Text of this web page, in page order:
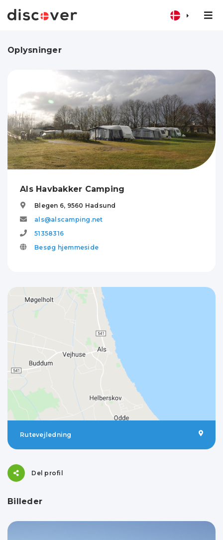
Oplysninger
Als Havbakker Camping
Blegen 6, 9560 Hadsund
als@alscamping.net
51358316
Besøg hjemmeside
Rutevejledning
Del profil
Billeder